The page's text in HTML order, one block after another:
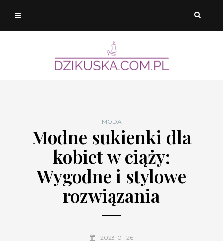
MODA
Modne sukienki dla
kobiet w ciąży:
Wygodne i stylowe
rozwiązania
2023-01-26